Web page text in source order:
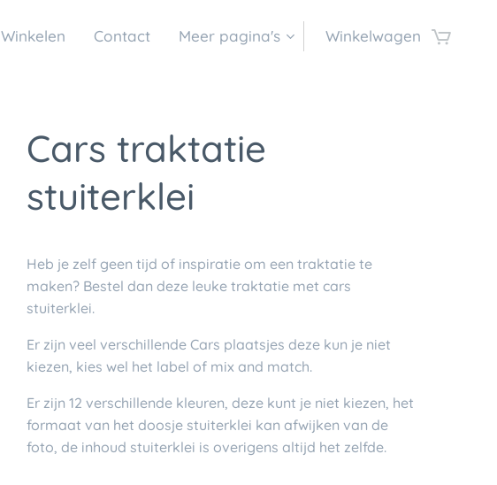
Winkelen Contact Meer pagina's Winkelwagen
Cars traktatie
stuiterklei
Heb je zelf geen tijd of inspiratie om een traktatie te
maken? Bestel dan deze leuke traktatie met cars
stuiterklei.
Er zijn veel verschillende Cars plaatsjes deze kun je niet
kiezen, kies wel het label of mix and match.
Er zijn 12 verschillende kleuren, deze kunt je niet kiezen, het
formaat van het doosje stuiterklei kan afwijken van de
foto, de inhoud stuiterklei is overigens altijd het zelfde.